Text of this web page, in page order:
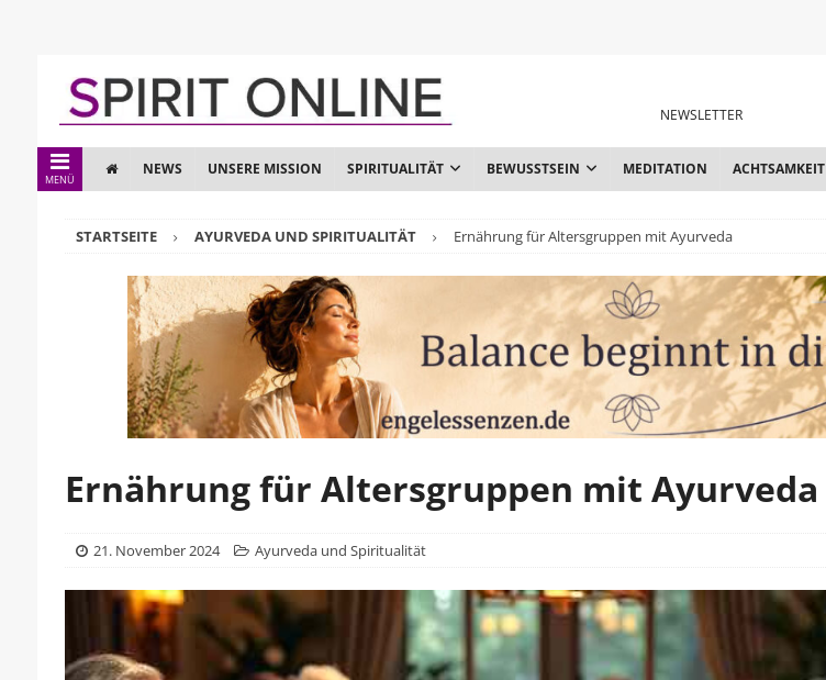
NEWSLETTER
MENÜ
NEWS UNSERE MISSION SPIRITUALITÄT BEWUSSTSEIN MEDITATION ACHTSAMKEIT
STARTSEITE AYURVEDA UND SPIRITUALITÄT Ernährung für Altersgruppen mit Ayurveda
Ernährung für Altersgruppen mit Ayurveda
21. November 2024 Ayurveda und Spiritualität